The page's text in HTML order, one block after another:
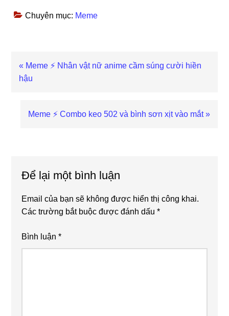
Chuyên mục: Meme
Previous
Post:
« Meme ⚡ Nhân vật nữ anime cầm súng cười hiền
hậu
Next
Meme ⚡ Combo keo 502 và bình sơn xịt vào mắt »
Để lại một bình luận
Email của bạn sẽ không được hiển thị công khai.
Các trường bắt buộc được đánh dấu*
Bình luận*